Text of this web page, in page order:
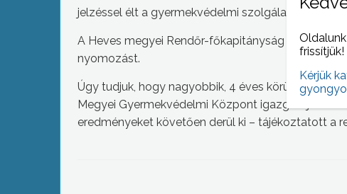
jelzéssel élt a gyermekvédelmi szolgálat felé –
A Heves megyei Rendőr-főkapitányság
nyomozást.
Úgy tudjuk, hogy nagyobbik, 4 éves körüli
Megyei Gyermekvédelmi Központ igazgatóját nem
eredményeket követően derül ki – tájékoztatott a
frissítjük!
Kérjük